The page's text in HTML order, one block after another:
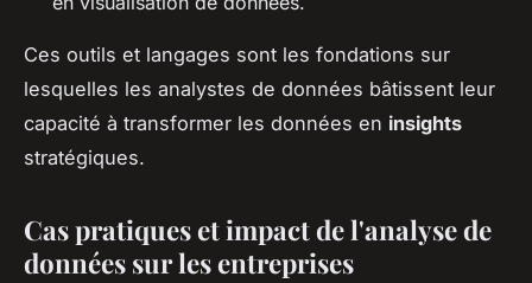
Ces outils et langages sont les fondations sur
lesquelles les analystes de données bâtissent leur
capacité à transformer les données en insights
stratégiques.
Cas pratiques et impact de l'analyse de
données sur les entreprises